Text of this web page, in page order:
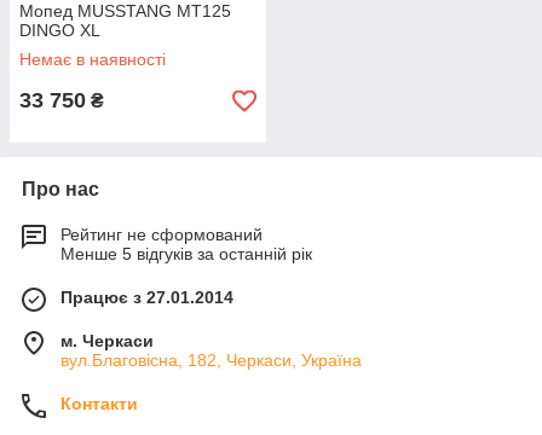
Мопед MUSSTANG МТ125
DINGO XL
Немає в наявності
33 750 ₴
Про нас
Рейтинг не сформований
Менше 5 відгуків за останній рік
Працює з 27.01.2014
м. Черкаси
вул.Благовісна, 182, Черкаси, Україна
Контакти